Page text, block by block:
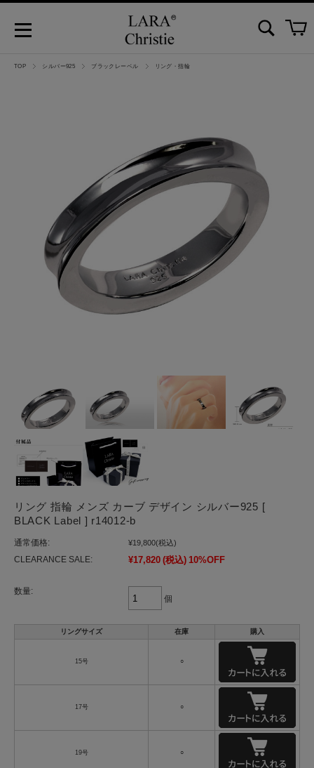
TOP シルバー925 ブラックレーベル リング・指輪
リング 指輪 メンズ カーブ デザイン シルバー925 [
BLACK Label ] r14012-b
通常価格: ¥19,800(税込)
CLEARANCE SALE: ¥17,820 (税込) 10%OFF
数量:
個
リングサイズ 在庫 購入
15号 ○
17号 ○
19号 ○